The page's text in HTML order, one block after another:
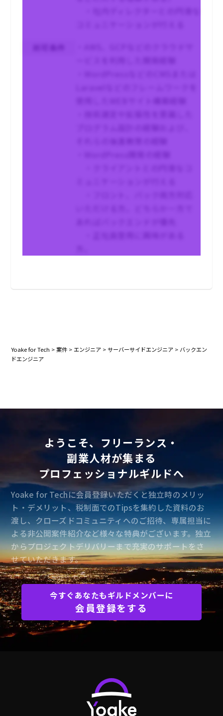
Yoake for Tech >案件 > エンジニア >サーバーサイドエンジニア > バックエン
ドエンジニア
ようこそ、フリーランス・
副業人材が集まる
プロフェッショナルギルドへ
Yoake for Techに会員登録いただくと独立時のメリッ
ト・デメリット、税制面でのTipsを集約した資料のお
渡し、クローズドコミュニティへのご招待、専属担当に
よる非公開案件紹介など様々な特典がございます。独立
からプロジェクトデリバリーまで充実のサポートをさ
せていただきます。
今すぐあなたもギルドメンバーに
会員登録をする